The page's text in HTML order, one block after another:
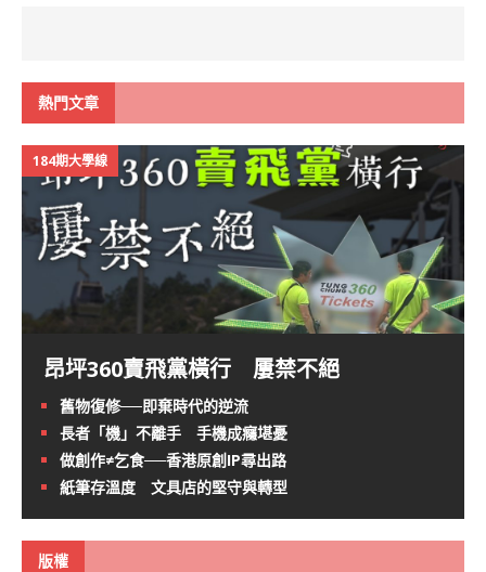
熱門文章
184期大學線
昂坪360賣飛黨橫行 屢禁不絕
舊物復修──即棄時代的逆流
長者「機」不離手 手機成癮堪憂
做創作≠乞食──香港原創IP尋出路
紙筆存溫度 文具店的堅守與轉型
版權